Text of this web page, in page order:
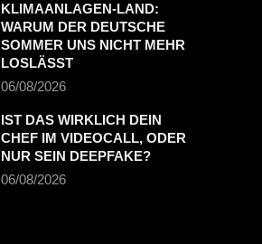
KLIMAANLAGEN-LAND:
WARUM DER DEUTSCHE
SOMMER UNS NICHT MEHR
LOSLÄSST
06/08/2026
IST DAS WIRKLICH DEIN
CHEF IM VIDEOCALL, ODER
NUR SEIN DEEPFAKE?
06/08/2026